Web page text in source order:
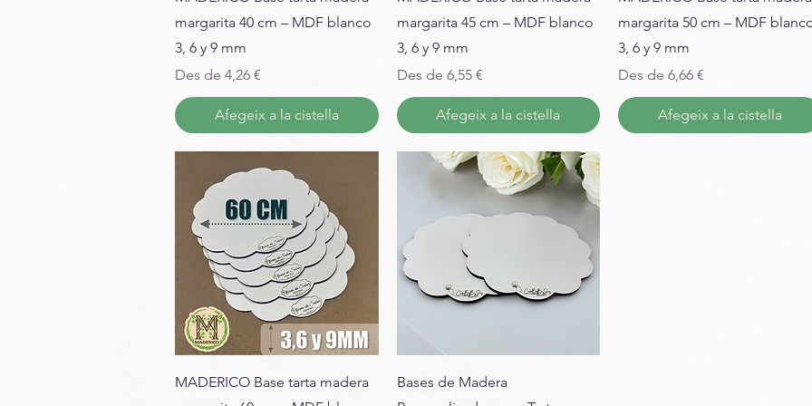
margarita 40 cm – MDF blanco
3, 6 y 9 mm
Des de 4,26 €
Preu d'oferta
Afegeix a la cistella
margarita 45 cm – MDF blanco
3, 6 y 9 mm
Des de 6,55 €
Preu d'oferta
Afegeix a la cistella
margarita 50 cm – MDF
3, 6 y 9 mm
Des de 6,66 €
Preu d'oferta
Afegeix a la cistella
MADERICO Base tarta madera
Bases de Madera